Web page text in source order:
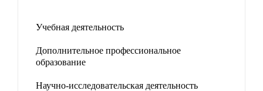
Учебная деятельность
Дополнительное профессиональное
образование
Научно-исследовательская деятельность